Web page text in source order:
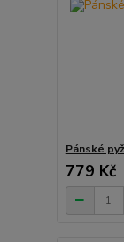
Pánské
779 Kč